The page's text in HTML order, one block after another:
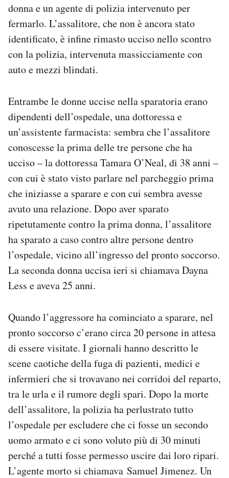
Regala il Post
Hai bisogno di aiuto?
Esci
donna e un agente di polizia intervenuto per
fermarlo. L’assalitore, che non è ancora stato
identificato, è infine rimasto ucciso nello scontro
con la polizia, intervenuta massicciamente con
auto e mezzi blindati.
Entrambe le donne uccise nella sparatoria erano
dipendenti dell’ospedale, una dottoressa e
un’assistente farmacista: sembra che l’assalitore
conoscesse la prima delle tre persone che ha
ucciso – la dottoressa Tamara O’Neal, di 38 anni –
con cui è stato visto parlare nel parcheggio prima
che iniziasse a sparare e con cui sembra avesse
avuto una relazione. Dopo aver sparato
ripetutamente contro la prima donna, l’assalitore
ha sparato a caso contro altre persone dentro
l’ospedale, vicino all’ingresso del pronto soccorso.
La seconda donna uccisa ieri si chiamava Dayna
Less e aveva 25 anni.
Quando l’aggressore ha cominciato a sparare, nel
pronto soccorso c’erano circa 20 persone in attesa
di essere visitate. I giornali hanno descritto le
scene caotiche della fuga di pazienti, medici e
infermieri che si trovavano nei corridoi del reparto,
tra le urla e il rumore degli spari. Dopo la morte
dell’assalitore, la polizia ha perlustrato tutto
l’ospedale per escludere che ci fosse un secondo
uomo armato e ci sono voluto più di 30 minuti
perché a tutti fosse permesso uscire dai loro ripari.
L’agente morto si chiamava Samuel Jimenez. Un